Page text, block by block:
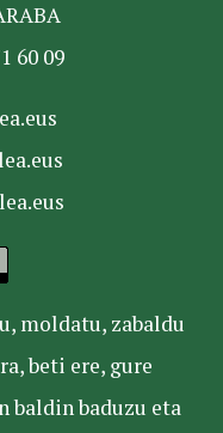
60 09
moldatu, zabaldu
beti ere, gure
baldin baduzu eta